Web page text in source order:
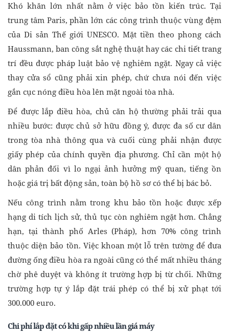
Khó khăn lớn nhất nằm ở việc bảo tồn kiến trúc. Tại
trung tâm Paris, phần lớn các công trình thuộc vùng đệm
của Di sản Thế giới UNESCO. Mặt tiền theo phong cách
Haussmann, ban công sắt nghệ thuật hay các chi tiết trang
trí đều được pháp luật bảo vệ nghiêm ngặt. Ngay cả việc
thay cửa sổ cũng phải xin phép, chứ chưa nói đến việc
gắn cục nóng điều hòa lên mặt ngoài tòa nhà.
Để được lắp điều hòa, chủ căn hộ thường phải trải qua
nhiều bước: được chủ sở hữu đồng ý, được đa số cư dân
trong tòa nhà thông qua và cuối cùng phải nhận được
giấy phép của chính quyền địa phương. Chỉ cần một hộ
dân phản đối vì lo ngại ảnh hưởng mỹ quan, tiếng ồn
hoặc giá trị bất động sản, toàn bộ hồ sơ có thể bị bác bỏ.
Nếu công trình nằm trong khu bảo tồn hoặc được xếp
hạng di tích lịch sử, thủ tục còn nghiêm ngặt hơn. Chẳng
hạn, tại thành phố Arles (Pháp), hơn 70% công trình
thuộc diện bảo tồn. Việc khoan một lỗ trên tường để đưa
đường ống điều hòa ra ngoài cũng có thể mất nhiều tháng
chờ phê duyệt và không ít trường hợp bị từ chối. Những
trường hợp tự ý lắp đặt trái phép có thể bị xử phạt tới
300.000 euro.
Chi phí lắp đặt có khi gấp nhiều lần giá máy